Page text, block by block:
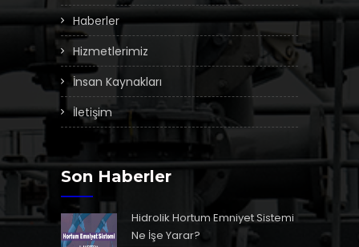
Haberler
Hizmetlerimiz
İnsan Kaynakları
İletişim
Son Haberler
Hidrolik Hortum Emniyet Sistemi
Ne İşe Yarar?